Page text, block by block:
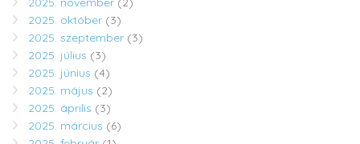
2025. október (3)
2025. szeptember (3)
2025. július (3)
2025. június (4)
2025. május (2)
2025. április (3)
2025. március (6)